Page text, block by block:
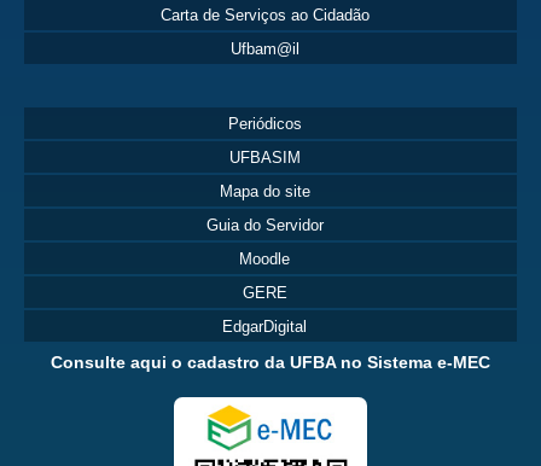
Carta de Serviços ao Cidadão
Ufbam@il
Periódicos
UFBASIM
Mapa do site
Guia do Servidor
Moodle
GERE
EdgarDigital
Consulte aqui o cadastro da UFBA no Sistema e-MEC